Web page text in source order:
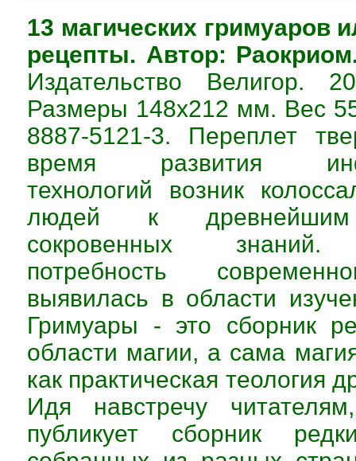
13 магических гримуаров
рецепты. Автор:
Издательство Велигор.
Размеры 148х212 мм. Вес
8887-5121-3. Переплет
время развития
технологий возник
людей к древнейшим
сокровенных знаний.
потребность
выявилась в области
Гримуары - это сборник
области магии, а сама
как практическая теология
Идя навстречу
публикует сборник